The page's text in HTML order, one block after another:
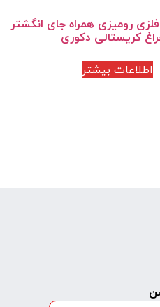
رومیزی همراه جای انگشتر
کریستالی دکوری
اطلاعات بیشتر